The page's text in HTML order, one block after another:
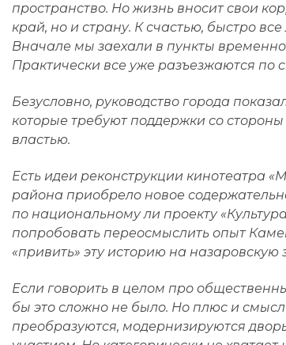
пространство. Но жизнь вносит свои
край, но и страну. К счастью, быстро
Вначале мы заехали в пункты
Практически все уже разъезжаются по
Безусловно, руководство города
которые требуют поддержки со
властью.
Есть идеи реконструкции кинотеатра
района приобрело новое
по национальному ли проекту
попробовать переосмыслить опыт
«привить» эту историю на
Если говорить в целом про
бы это сложно не было. Но плюс и
преобразуются, модернизируются